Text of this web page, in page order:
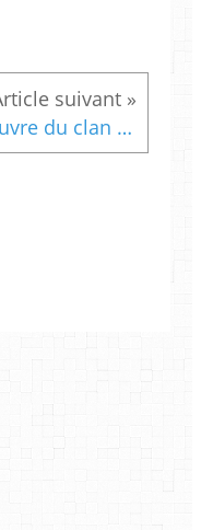
L’ultime manœuvre du clan Bouteflika pour tenter de prolonger le quatrième mandat présidentiel.